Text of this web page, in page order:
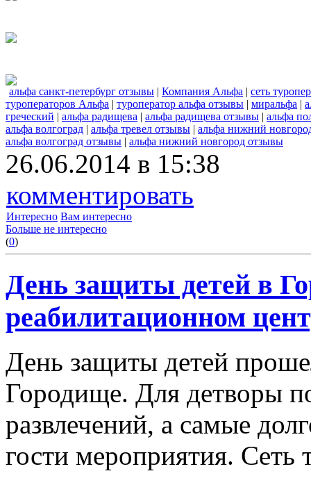
альфа санкт-петербург отзывы | Компания Альфа | сеть
туроператоров Альфа | туроператор альфа отзывы | миральфа |
греческий | альфа радищева | альфа радищева отзывы | альфа
альфа волгоград | альфа тревел отзывы | альфа нижний
альфа волгоград отзывы | альфа нижний новгород отзывы
26.06.2014 в 15:38
комментировать
Интересно Вам интересно
Больше не интересно
(0)
День защиты детей в
реабилитационном
День защиты детей
Городище. Для детворы
развлечений, а самые
гости мероприятия. Сеть